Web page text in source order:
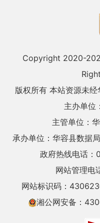
Copyright 2020-
版权所有 本站资源未
主办单位
主管单位：
承办单位：华容县数据局
政府热线电话：
网站管理
网站标识码：
湘公网安备：